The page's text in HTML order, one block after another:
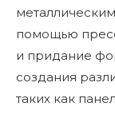
помощью
и придание
создания
таких как